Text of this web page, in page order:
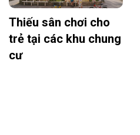
Thiếu sân chơi cho
trẻ tại các khu chung
cư